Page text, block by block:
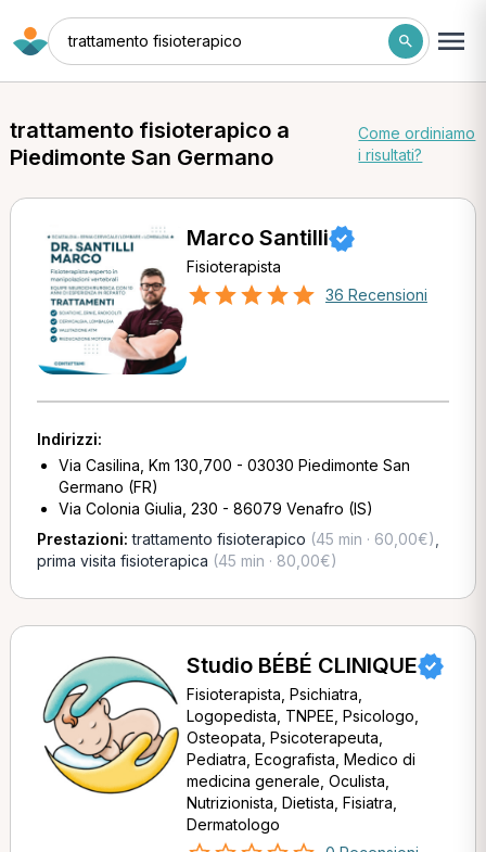
trattamento fisioterapico
trattamento fisioterapico a
Piedimonte San Germano
Come ordiniamo
i risultati?
Marco Santilli
Fisioterapista
36 Recensioni
Indirizzi:
Via Casilina, Km 130,700 - 03030 Piedimonte San
Germano (FR)
Via Colonia Giulia, 230 - 86079 Venafro (IS)
Prestazioni:trattamento fisioterapico (45 min · 60,00€)
prima visita fisioterapica (45 min · 80,00€)
Studio BÉBÉ CLINIQUE
Fisioterapista, Psichiatra,
Logopedista, TNPEE, Psicologo,
Osteopata, Psicoterapeuta,
Pediatra, Ecografista, Medico di
medicina generale, Oculista,
Nutrizionista, Dietista, Fisiatra,
Dermatologo